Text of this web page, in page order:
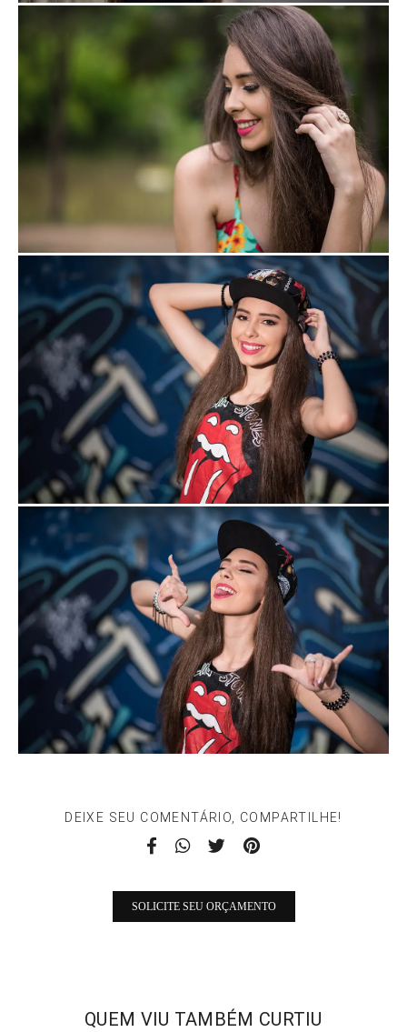
DEIXE SEU COMENTÁRIO, COMPARTILHE!
SOLICITE SEU ORÇAMENTO
QUEM VIU TAMBÉM CURTIU